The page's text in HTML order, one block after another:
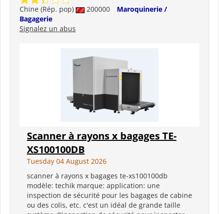
Chine (Rép. pop) 200000
Maroquinerie /
Bagagerie
Signalez un abus
Scanner à rayons x bagages TE-
XS100100DB
Tuesday 04 August 2026
scanner à rayons x bagages te-xs100100db
modèle: techik marque: application: une
inspection de sécurité pour les bagages de cabine
ou des colis, etc. c'est un idéal de grande taille